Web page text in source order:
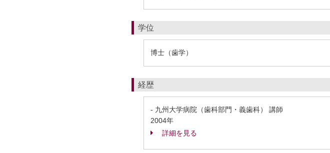
学位
博士（歯学）
経歴
- 九州大学病院（歯科部門・義歯科） 講師
2004年
詳細を見る